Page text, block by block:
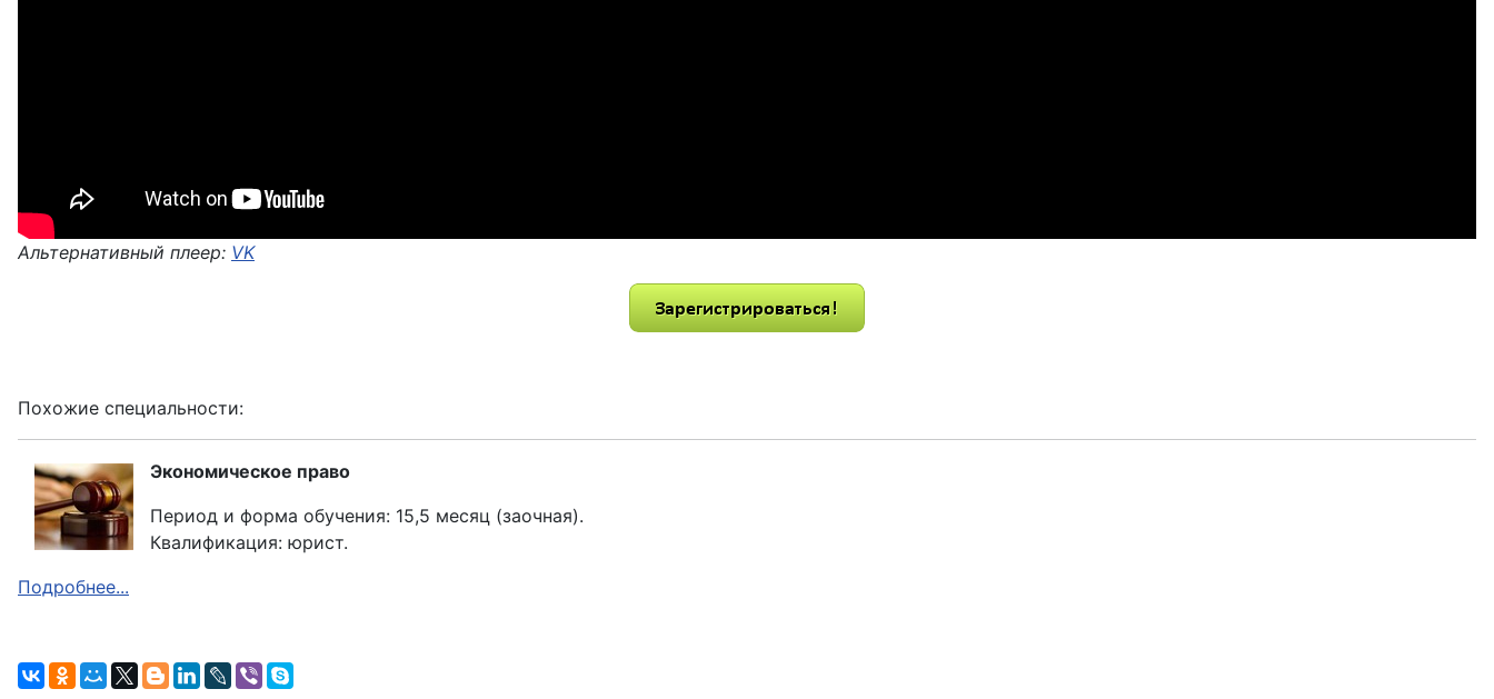
Альтернативный плеер: VK
Похожие специальности:
Экономическое право
Период и форма обучения: 15,5 месяц (заочная).
Квалификация: юрист.
Подробнее...